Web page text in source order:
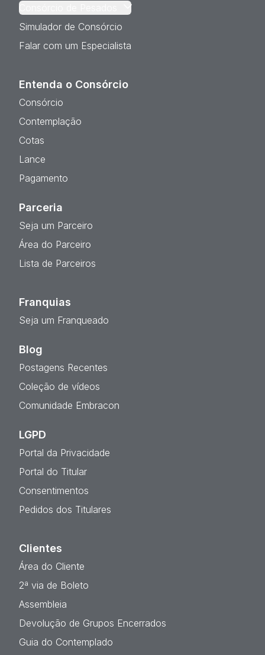
Simulador de Consórcio
Falar com um Especialista
Entenda o Consórcio
Consórcio
Contemplação
Cotas
Lance
Pagamento
Parceria
Seja um Parceiro
Área do Parceiro
Lista de Parceiros
Franquias
Seja um Franqueado
Blog
Postagens Recentes
Coleção de vídeos
Comunidade Embracon
LGPD
Portal da Privacidade
Portal do Titular
Consentimentos
Pedidos dos Titulares
Clientes
Área do Cliente
2ª via de Boleto
Assembleia
Devolução de Grupos Encerrados
Guia do Contemplado